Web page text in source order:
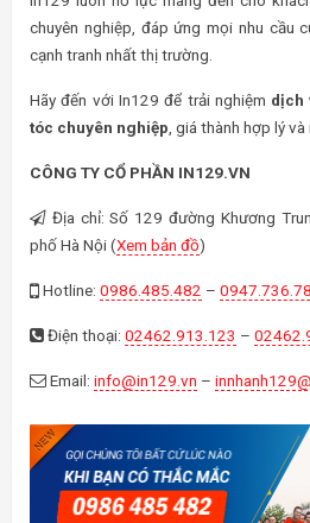
chuyên nghiệp, đáp ứng mọi nhu cầu
cạnh tranh nhất thị trường.
Hãy đến với In129 để trải nghiệm dịch
tóc chuyên nghiệp , giá thành hợp lý
CÔNG TY CỔ PHẦN IN129.VN
Địa chỉ: Số 129 đường Khương
phố Hà Nội (Xem bản đồ)
Hotline: 0986.485.482 –
Điện thoại: 02462.913.123 –
Email: info@in129.vn –